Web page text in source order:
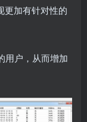
更加有针对性的
用户，从而增加